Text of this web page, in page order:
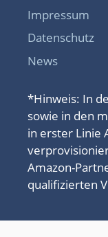
Impressum
Datenschutz
News
*Hinweis: In
sowie in den
in erster Linie
Amazon-
qualifizierten